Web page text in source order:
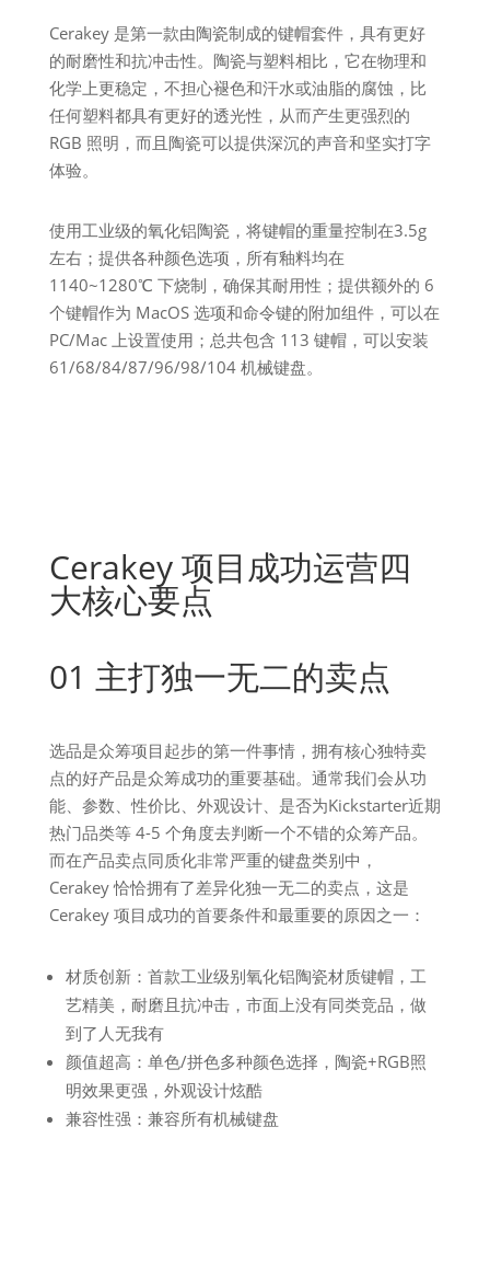
Cerakey 是第一款由陶瓷制成的键帽套件，具有更好
的耐磨性和抗冲击性。陶瓷与塑料相比，它在物理和
化学上更稳定，不担心褪色和汗水或油脂的腐蚀，比
任何塑料都具有更好的透光性，从而产生更强烈的
RGB 照明，而且陶瓷可以提供深沉的声音和坚实打字
体验。
使用工业级的氧化铝陶瓷，将键帽的重量控制在3.5g
左右；提供各种颜色选项，所有釉料均在
1140~1280℃ 下烧制，确保其耐用性；提供额外的 6
个键帽作为 MacOS 选项和命令键的附加组件，可以在
PC/Mac 上设置使用；总共包含 113 键帽，可以安装
61/68/84/87/96/98/104 机械键盘。
Cerakey 项目成功运营四
大核心要点
01 主打独一无二的卖点
选品是众筹项目起步的第一件事情，拥有核心独特卖
点的好产品是众筹成功的重要基础。通常我们会从功
能、参数、性价比、外观设计、是否为Kickstarter近期
热门品类等 4-5 个角度去判断一个不错的众筹产品。
而在产品卖点同质化非常严重的键盘类别中，
Cerakey 恰恰拥有了差异化独一无二的卖点，这是
Cerakey 项目成功的首要条件和最重要的原因之一：
材质创新：首款工业级别氧化铝陶瓷材质键帽，工
艺精美，耐磨且抗冲击，市面上没有同类竞品，做
到了人无我有
颜值超高：单色/拼色多种颜色选择，陶瓷+RGB照
明效果更强，外观设计炫酷
兼容性强：兼容所有机械键盘